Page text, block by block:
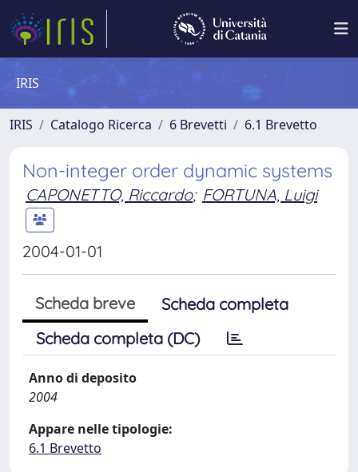
IRIS
IRIS Catalogo Ricerca 6 Brevetti 6.1 Brevetto
Non-integer order dynamic systems
CAPONETTO, Riccardo; FORTUNA, Luigi
2004-01-01
Scheda breve
Scheda completa
Scheda completa (DC)
Anno di deposito
2004
Appare nelle tipologie:
6.1 Brevetto